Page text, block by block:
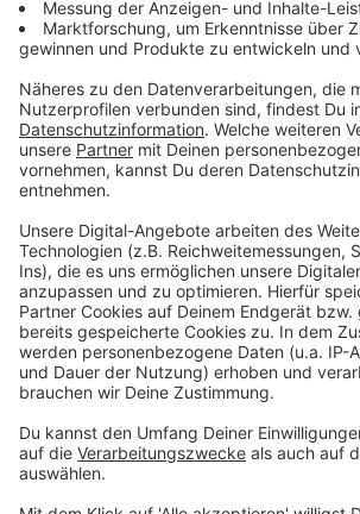
Veränderung bei Erfolgsband